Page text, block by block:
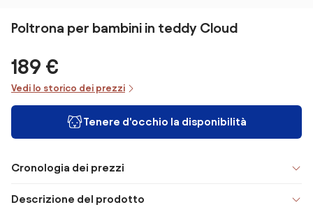
Poltrona per bambini in teddy Cloud
189 €
Vedi lo storico dei prezzi
Tenere d'occhio la disponibilità
Cronologia dei prezzi
Descrizione del prodotto